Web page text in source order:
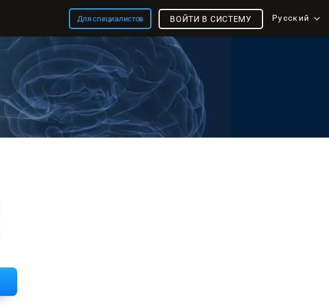
Для специалистов Русский
ВОЙТИ В СИСТЕМУ